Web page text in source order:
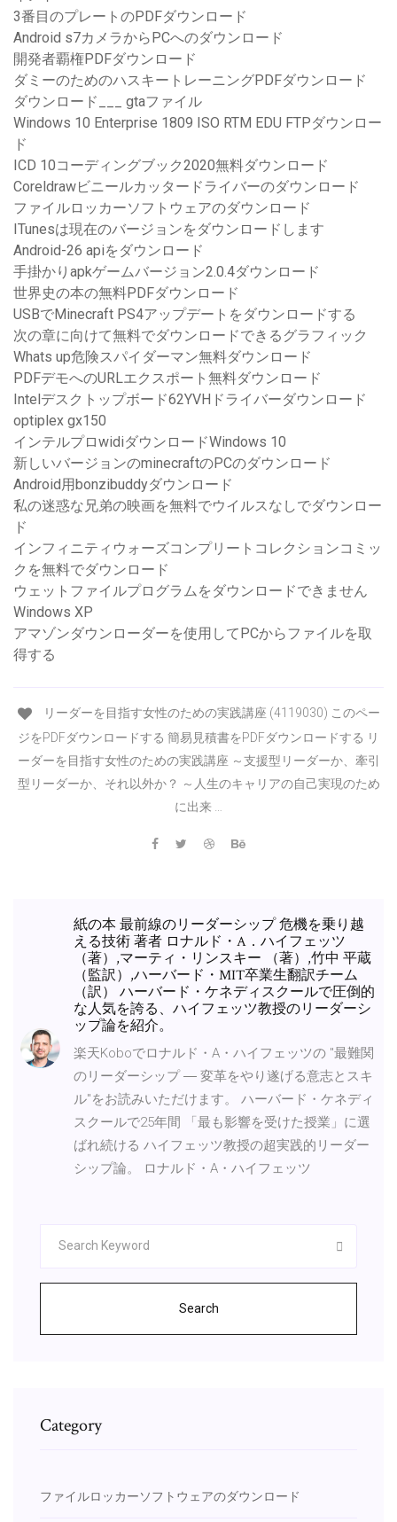
3番目のプレートのPDFダウンロード
Android s7カメラからPCへのダウンロード
開発者覇権PDFダウンロード
ダミーのためのハスキートレーニングPDFダウンロード
ダウンロード___ gtaファイル
Windows 10 Enterprise 1809 ISO RTM EDU FTPダウンロー
ド
ICD 10コーディングブック2020無料ダウンロード
Coreldrawビニールカッタードライバーのダウンロード
ファイルロッカーソフトウェアのダウンロード
ITunesは現在のバージョンをダウンロードします
Android-26 apiをダウンロード
手掛かりapkゲームバージョン2.0.4ダウンロード
世界史の本の無料PDFダウンロード
USBでMinecraft PS4アップデートをダウンロードする
次の章に向けて無料でダウンロードできるグラフィック
Whats up危険スパイダーマン無料ダウンロード
PDFデモへのURLエクスポート無料ダウンロード
Intelデスクトップボード62YVHドライバーダウンロード
optiplex gx150
インテルプロwidiダウンロードWindows 10
新しいバージョンのminecraftのPCのダウンロード
Android用bonzibuddyダウンロード
私の迷惑な兄弟の映画を無料でウイルスなしでダウンロー
ド
インフィニティウォーズコンプリートコレクションコミッ
クを無料でダウンロード
ウェットファイルプログラムをダウンロードできません
Windows XP
アマゾンダウンローダーを使用してPCからファイルを取
得する
リーダーを目指す女性のための実践講座 (4119030) このペー
ジをPDFダウンロードする 簡易見積書をPDFダウンロードする リ
ーダーを目指す女性のための実践講座 ～支援型リーダーか、牽引
型リーダーか、それ以外か？ ～人生のキャリアの自己実現のため
に出来 …
紙の本 最前線のリーダーシップ 危機を乗り越
える技術 著者 ロナルド・A．ハイフェッツ
（著）,マーティ・リンスキー （著）,竹中 平蔵
（監訳）,ハーバード・MIT卒業生翻訳チーム
（訳） ハーバード・ケネディスクールで圧倒的
な人気を誇る、ハイフェッツ教授のリーダーシ
ップ論を紹介。
楽天Koboでロナルド・A・ハイフェッツの "最難関
のリーダーシップ ― 変革をやり遂げる意志とスキ
ル"をお読みいただけます。 ハーバード・ケネディ
スクールで25年間 「最も影響を受けた授業」に選
ばれ続ける ハイフェッツ教授の超実践的リーダー
シップ論。 ロナルド・A・ハイフェッツ
Search
Category
ファイルロッカーソフトウェアのダウンロード